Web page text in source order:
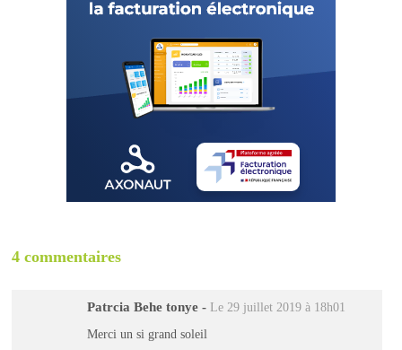
4 commentaires
Patrcia Behe tonye - Le 29 juillet 2019 à 18h01
Merci un si grand soleil